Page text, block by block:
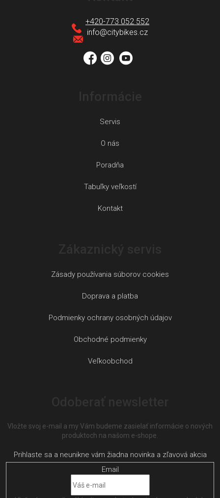
info@citybikes.cz
+420-773 052 552
Servis
O nás
Poradňa
Tabuľky veľkostí
Kontakt
Zásady používania súborov cookies
Doprava a platba
Podmienky ochrany osobných údajov
Obchodné podmienky
Veľkoobchod
Vložte svoj e-mail a my Vám budeme zasielať informácie o nových
produktoch na našom e-shope.
Email